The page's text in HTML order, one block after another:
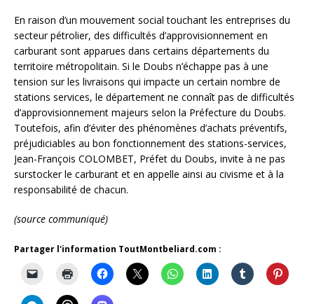
En raison d’un mouvement social touchant les entreprises du
secteur pétrolier, des difficultés d’approvisionnement en
carburant sont apparues dans certains départements du
territoire métropolitain. Si le Doubs n’échappe pas à une
tension sur les livraisons qui impacte un certain nombre de
stations services, le département ne connaît pas de difficultés
d’approvisionnement majeurs selon la Préfecture du Doubs.
Toutefois, afin d’éviter des phénomènes d’achats préventifs,
préjudiciables au bon fonctionnement des stations-services,
Jean-François COLOMBET, Préfet du Doubs, invite à ne pas
surstocker le carburant et en appelle ainsi au civisme et à la
responsabilité de chacun.
(source communiqué)
Partager l'information ToutMontbeliard.com :